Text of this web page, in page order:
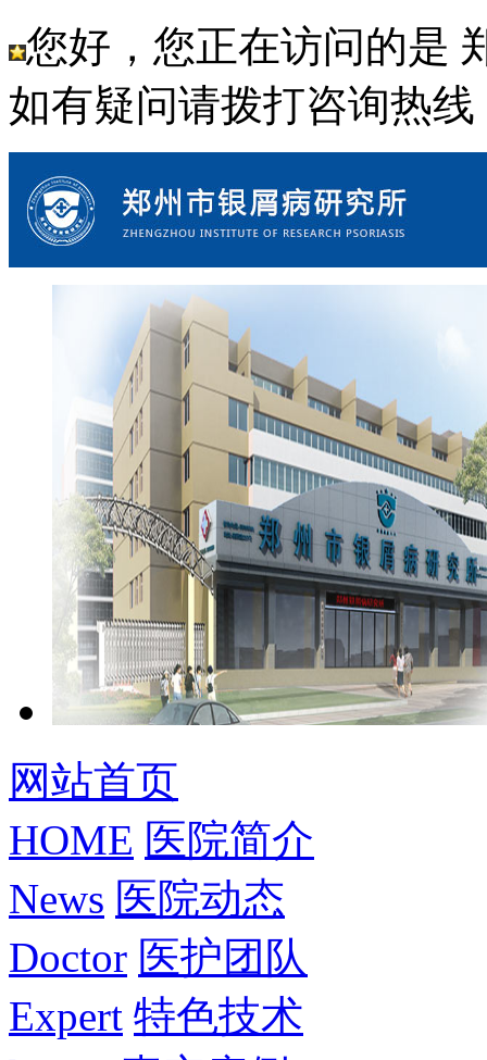
您好，您正在访问的是
如有疑问请拨打咨询热线
网站首页
HOME 医院简介
News 医院动态
Doctor 医护团队
Expert 特色技术